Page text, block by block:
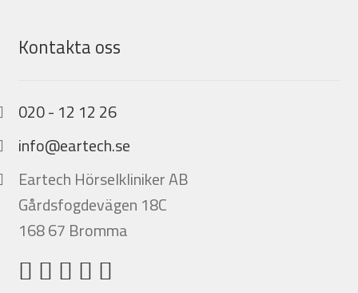
Kontakta oss
020 - 12 12 26
info@eartech.se
Eartech Hörselkliniker AB
Gårdsfogdevägen 18C
168 67 Bromma